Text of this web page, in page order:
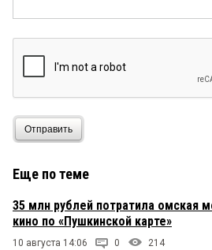
Отправить
Еще по теме
35 млн рублей потратила омская
кино по «Пушкинской карте»
10 августа 14:06 0 214